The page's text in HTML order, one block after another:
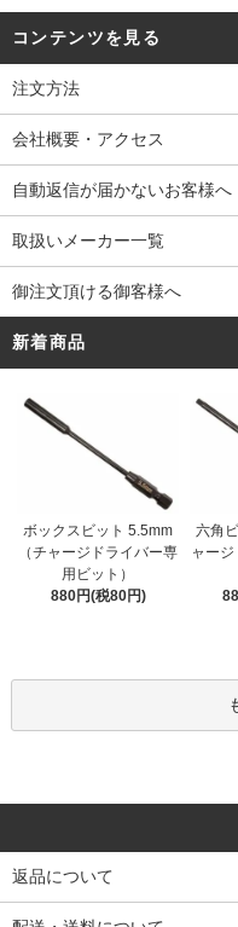
コンテンツを見る
注文方法
会社概要・アクセス
自動返信が届かないお客様へ
取扱いメーカー一覧
御注文頂ける御客様へ
新着商品
ボックスビット 5.5mm
（チャージドライバー専
用ビット）
880円(税80円)
六角
ャー
返品について